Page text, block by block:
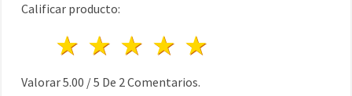
Calificar producto:
4 estrellas
3 estrellas
2 estrellas
1 estrella
Valorar5.00 /5 De 2 Comentarios.